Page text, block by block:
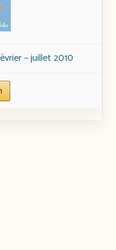
– juillet 2010